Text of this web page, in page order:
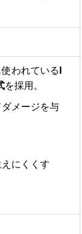
われている
を採用。
メージを与
にくくす